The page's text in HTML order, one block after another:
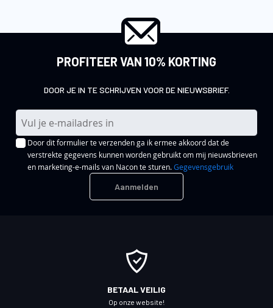
PROFITEER VAN 10% KORTING
DOOR JE IN TE SCHRIJVEN VOOR DE NIEUWSBRIEF.
A
b
o
Door dit formulier te verzenden ga ik ermee akkoord dat de
verstrekte gegevens kunnen worden gebruikt om mij nieuwsbrieven
en marketing-e-mails van Nacon te sturen.Gegevensgebruik
Aanmelden
BETAAL VEILIG
Op onze website!